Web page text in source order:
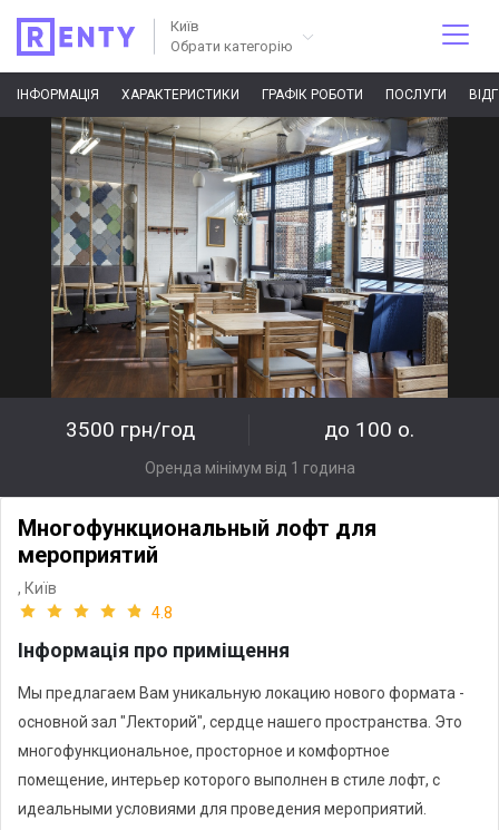
Київ
Обрати категорію
ІНФОРМАЦІЯ ХАРАКТЕРИСТИКИ ГРАФІК РОБОТИ ПОСЛУГИ
3500 грн/год до 100 о.
Оренда мінімум від 1 година
Многофункциональный лофт для
мероприятий
, Київ
4.8
Інформація про приміщення
Мы предлагаем Вам уникальную локацию нового формата -
основной зал "Лекторий", сердце нашего пространства. Это
многофункциональное, просторное и комфортное
помещение, интерьер которого выполнен в стиле лофт, с
идеальными условиями для проведения мероприятий.